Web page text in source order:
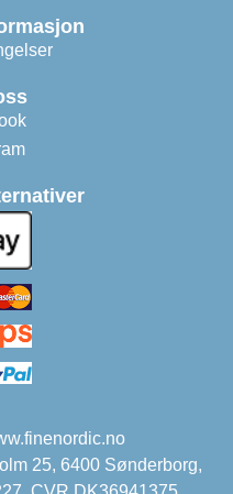
25, 6400 Sønderborg,